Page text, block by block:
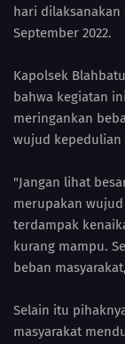
hari
September 2022.
Kapolsek
bahwa kegiatan
meringankan
wujud kepedulian
"Jangan lihat
merupakan
terdampak
kurang mampu.
beban
Selain itu
masyarakat